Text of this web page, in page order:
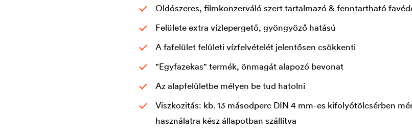
Oldószeres, filmkonzerváló szert tartalmazó & fenntartható
Felülete extra vízlepergető, gyöngyöző hatású
A fafelület felületi vízfelvételét jelentősen csökkenti
"Egyfazekas" termék, önmagát alapozó bevonat
Az alapfelületbe mélyen be tud hatolni
Viszkozitás: kb. 13 másodperc DIN 4 mm-es kifolyótölcsérben
használatra kész állapotban szállítva